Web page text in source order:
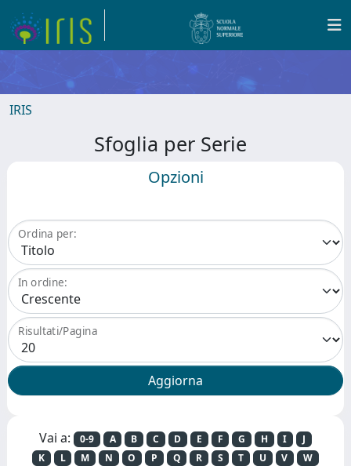
IRIS
Sfoglia per Serie
Opzioni
Ordina per:
In ordine:
Risultati/Pagina
Vai a: 0-9 A B C D E F G H I
J
K
L M N O P Q R S T U V
W